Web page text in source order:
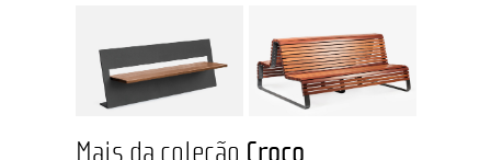
Mais da coleção Croco